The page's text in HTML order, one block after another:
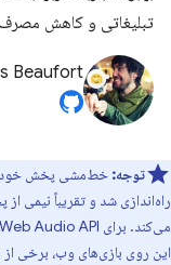
تبلیغاتی و کاهش مصرف
Beaufort
توجه: